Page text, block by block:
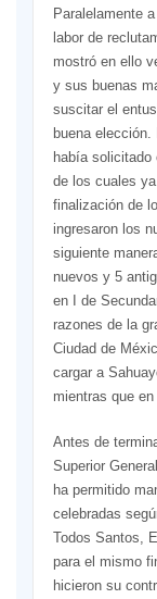
Paralelamente
labor de
mostró en ello
y sus buenas
suscitar el
buena
había
de los cuales
finalización de
ingresaron los
siguiente
nuevos y 5
en I de
razones de la
Ciudad de
cargar a
mientras que
Antes de
Superior
ha permitido
celebradas
Todos Santos,
para el mismo
hicieron su